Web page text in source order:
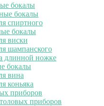
бокалы
бокалы
спиртного
бокалы
виски
шампанского
длинной ножке
бокалы
вина
коньяка
приборов
приборов